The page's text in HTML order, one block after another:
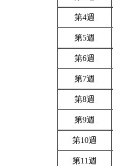
第4週
第5週
第6週
第7週
第8週
第9週
第10週
第11週